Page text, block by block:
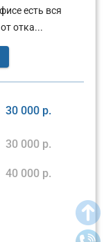
есть вся
отка...
30 000 р.
30 000 р.
40 000 р.